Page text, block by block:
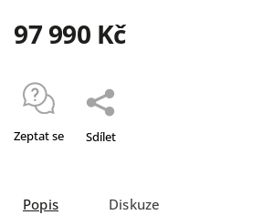
97 990 Kč
Zeptat se Sdílet
Popis Diskuze